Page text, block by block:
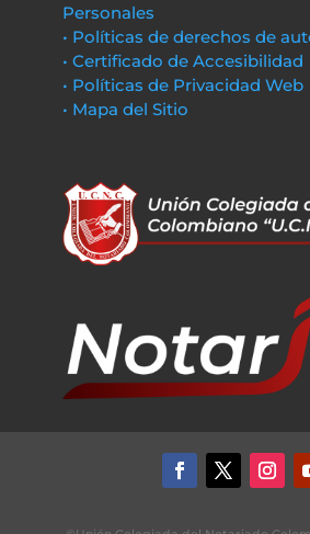
Personales
• Políticas de derechos de
• Certificado de Accesibilidad
• Políticas de Privacidad Web
• Mapa del Sitio